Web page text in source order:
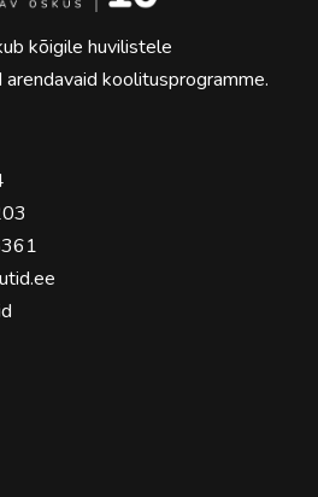
kõigile huvilistele
koolitusprogramme.